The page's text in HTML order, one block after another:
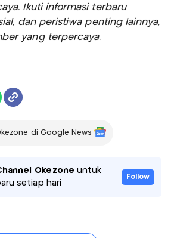
Ikuti informasi terbaru
dan peristiwa penting lainnya,
yang terpercaya.
di Google News
Okezone untuk
setiap hari
Follow